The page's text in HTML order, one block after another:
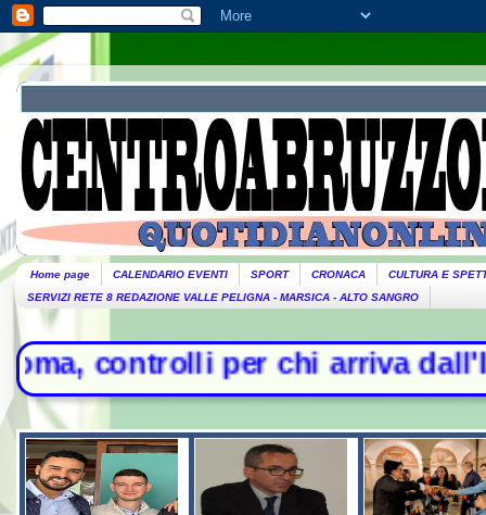
Home page CALENDARIO EVENTI SPORT CRONACA
CULTURA E
SERVIZI RETE 8 REDAZIONE VALLE PELIGNA - MARSICA - ALTO SANGRO
dall'Italia- Scontro tra